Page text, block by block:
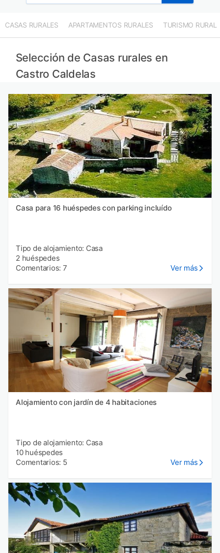
CASAS RURALES APARTAMENTOS RURALES TURISMO RURAL
Selección de Casas rurales en
Castro Caldelas
Casa para 16 huéspedes con parking incluído
Tipo de alojamiento: Casa
2 huéspedes
Comentarios: 7
Ver más
Alojamiento con jardín de 4 habitaciones
Tipo de alojamiento: Casa
10 huéspedes
Comentarios: 5
Ver más